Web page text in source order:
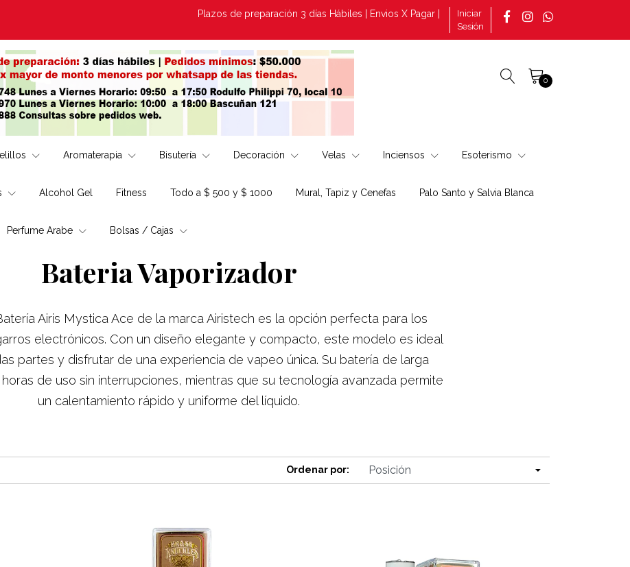
Plazos de preparación 3 días Hábiles | Envios X Pagar | Consultas por pedidos tomado en la página
Iniciar
Sesión
0
Aromaterapia Bisutería Decoración Velas Inciensos Esoterismo
Alcohol Gel Fitness Todo a $ 500 y $ 1000 Mural, Tapiz y Cenefas Palo Santo y Salvia Blanca
Perfume Arabe Bolsas / Cajas
Bateria Vaporizador
Airis Mystica Ace de la marca Airistech es la opción perfecta para los
electrónicos. Con un diseño elegante y compacto, este modelo es ideal
partes y disfrutar de una experiencia de vapeo única. Su batería de larga
de uso sin interrupciones, mientras que su tecnología avanzada permite
un calentamiento rápido y uniforme del líquido.
Ordenar por: